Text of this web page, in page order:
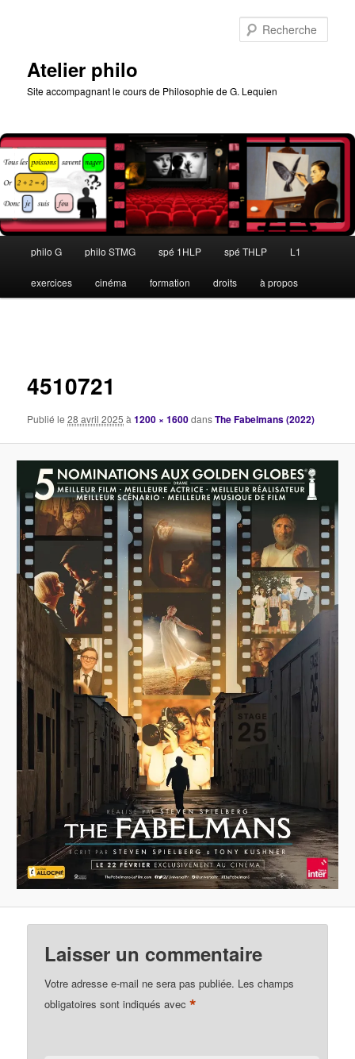
Atelier philo
Site accompagnant le cours de Philosophie de G. Lequien
principal
philo G philo STMG spé 1HLP spé THLP L1
exercices cinéma formation droits à propos
4510721
Publié le28 avril 2025 à1200 × 1600dansThe Fabelmans (2022)
Laisser un commentaire
Votre adresse e-mail ne sera pas publiée. Les champs
obligatoires sont indiqués avec*